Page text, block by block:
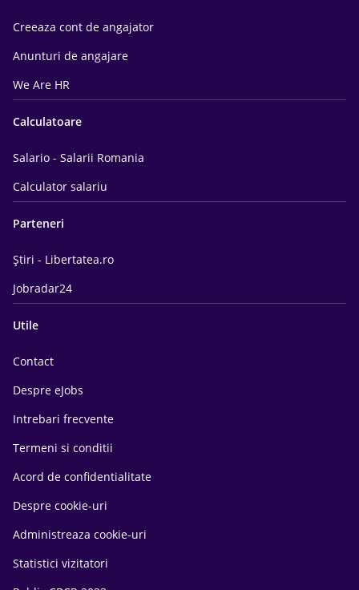
Creeaza cont de angajator
Anunturi de angajare
We Are HR
Calculatoare
Salario - Salarii Romania
Calculator salariu
Parteneri
Știri - Libertatea.ro
Jobradar24
Utile
Contact
Despre eJobs
Intrebari frecvente
Termeni si conditii
Acord de confidentialitate
Despre cookie-uri
Administreaza cookie-uri
Statistici vizitatori